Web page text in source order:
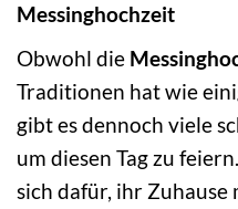
Messinghochzeit
Obwohl die
Traditionen hat wie
gibt es dennoch viele
um diesen Tag zu
sich dafür, ihr Zuhause